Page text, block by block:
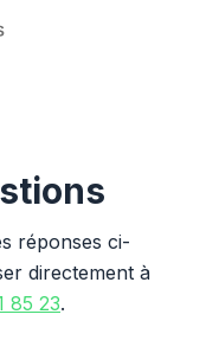
réponses ci-
directement à
85 23.